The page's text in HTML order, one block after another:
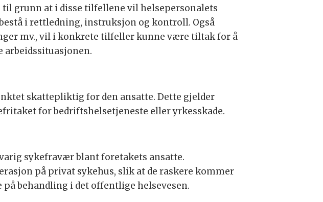
til grunn at i disse tilfellene vil helsepersonalets
i rettledning, instruksjon og kontroll. Også
mv., vil i konkrete tilfeller kunne være tiltak for å
arbeidssituasjonen.
skattepliktig for den ansatte. Dette gjelder
for bedriftshelsetjeneste eller yrkesskade.
sykefravær blant foretakets ansatte.
på privat sykehus, slik at de raskere kommer
behandling i det offentlige helsevesen.